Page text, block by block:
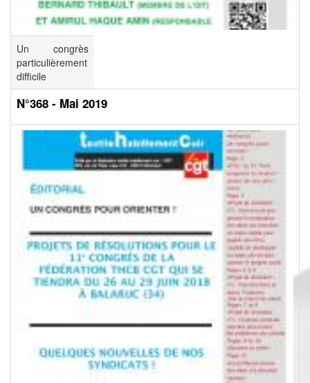
Un congrès
particulièrement
difficile
N°368 - Mai 2019